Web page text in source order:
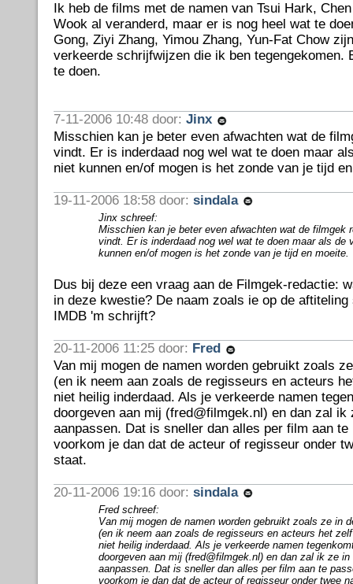
Ik heb de films met de namen van Tsui Hark,
Wook al veranderd, maar er is nog heel wat te
Gong, Ziyi Zhang, Yimou Zhang, Yun-Fat Chow
verkeerde schrijfwijzen die ik ben tegengekomen.
te doen.
7-11-2006 10:48 door: Jinx
Misschien kan je beter even afwachten wat de
vindt. Er is inderdaad nog wel wat te doen maar
niet kunnen en/of mogen is het zonde van je tijd
19-11-2006 18:58 door: sindala
Jinx schreef:
Misschien kan je beter even afwachten wat de filmgek
vindt. Er is inderdaad nog wel wat te doen maar als de
kunnen en/of mogen is het zonde van je tijd en moeite.
Dus bij deze een vraag aan de Filmgek-redactie:
in deze kwestie? De naam zoals ie op de
IMDB 'm schrijft?
20-11-2006 11:25 door: Fred
Van mij mogen de namen worden gebruikt zoals
(en ik neem aan zoals de regisseurs en acteurs
niet heilig inderdaad. Als je verkeerde namen
doorgeven aan mij (fred@filmgek.nl) en dan zal ik
aanpassen. Dat is sneller dan alles per film aan te
voorkom je dan dat de acteur of regisseur onder
staat.
20-11-2006 19:16 door: sindala
Fred schreef:
Van mij mogen de namen worden gebruikt zoals ze in
(en ik neem aan zoals de regisseurs en acteurs het
niet heilig inderdaad. Als je verkeerde namen
doorgeven aan mij (fred@filmgek.nl) en dan zal ik ze in
aanpassen. Dat is sneller dan alles per film aan te
voorkom je dan dat de acteur of regisseur onder twee